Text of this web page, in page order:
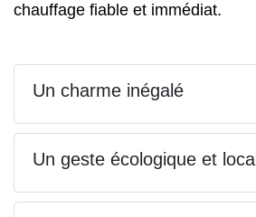
chauffage fiable et immédiat.
Un charme inégalé
Un geste écologique et local